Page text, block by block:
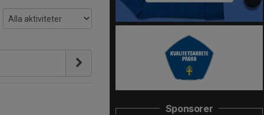
Sponsorer